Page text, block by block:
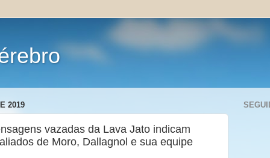
2019
vazadas da Lava Jato indicam
de Moro, Dallagnol e sua equipe